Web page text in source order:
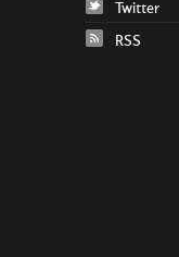
Twitter
RSS